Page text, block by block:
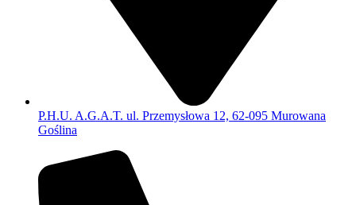
P.H.U. A.G.A.T. ul. Przemysłowa 12, 62-095 Murowana
Goślina